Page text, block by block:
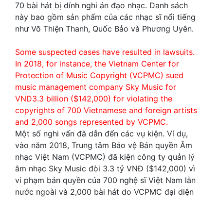
70 bài hát bị dính nghi án đạo nhạc. Danh sách
này bao gồm sản phẩm của các nhạc sĩ nổi tiếng
như Võ Thiện Thanh, Quốc Bảo và Phương Uyên.
Some suspected cases have resulted in lawsuits.
In 2018, for instance, the Vietnam Center for
Protection of Music Copyright (VCPMC) sued
music management company Sky Music for
VND3.3 billion ($142,000) for violating the
copyrights of 700 Vietnamese and foreign artists
and 2,000 songs represented by VCPMC.
Một số nghi vấn đã dẫn đến các vụ kiện. Ví dụ,
vào năm 2018, Trung tâm Bảo vệ Bản quyền Âm
nhạc Việt Nam (VCPMC) đã kiện công ty quản lý
âm nhạc Sky Music đòi 3.3 tỷ VNĐ ($142,000) vì
vi phạm bản quyền của 700 nghệ sĩ Việt Nam lẫn
nước ngoài và 2,000 bài hát do VCPMC đại diện